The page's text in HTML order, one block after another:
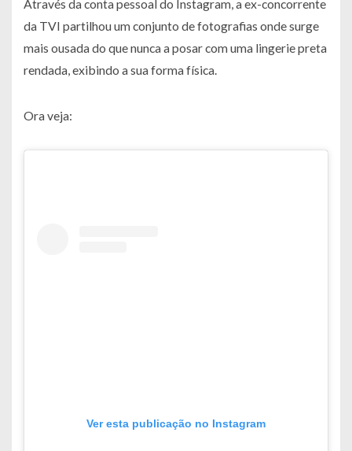
Através da conta pessoal do Instagram, a ex-concorrente
da TVI partilhou um conjunto de fotografias onde surge
mais ousada do que nunca a posar com uma lingerie preta
rendada, exibindo a sua forma física.
Ora veja:
Ver esta publicação no Instagram